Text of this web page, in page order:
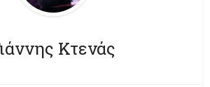
Κτενάς